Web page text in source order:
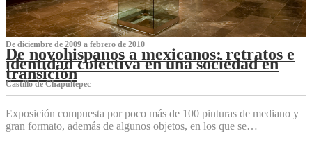
De diciembre de 2009 a febrero de 2010
De novohispanos a mexicanos: retratos e
identidad colectiva en una sociedad en
transición
Castillo de Chapultepec
Exposición compuesta por poco más de 100 pinturas de mediano y
gran formato, además de algunos objetos, en los que se…